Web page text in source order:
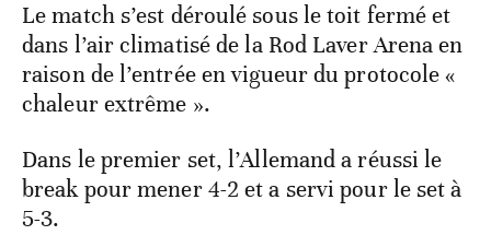
Le match s’est déroulé sous le toit fermé et
dans l’air climatisé de la Rod Laver Arena en
raison de l’entrée en vigueur du protocole «
chaleur extrême ».
Dans le premier set, l’Allemand a réussi le
break pour mener 4-2 et a servi pour le set à
5-3.